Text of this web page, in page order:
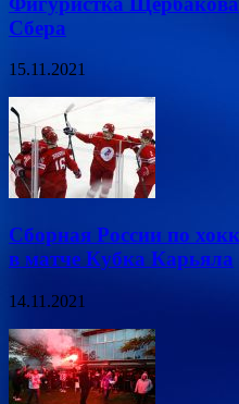
Сбера
15.11.2021
Сборная России по
в матче Кубка Карьяла
14.11.2021